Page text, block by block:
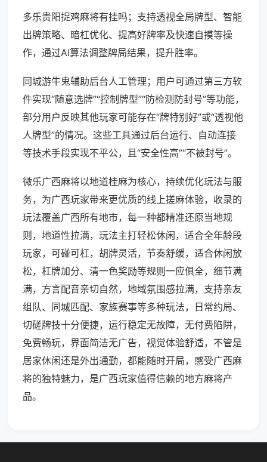
多乐贵阳捉鸡麻将有挂吗；支持透视全局牌型、智能
出牌策略、暗杠优化、提高好牌率及快速自摸等操
作，通过AI算法调整牌局结果，提升胜率。
同城游牛鬼辅助后台人工管理；用户可通过第三方软
件实现“随意选牌”“控制牌型”“防检测防封号”等功能，
部分用户反映其他玩家可能存在“牌特别好”或“透视他
人牌型”的情况。这些工具通过后台运行、自动连接
等技术手段实现不平公，且“安全性高”“不被封号”。
微乐广西麻将以地道桂麻为核心，持续优化玩法与服
务，为广西玩家带来更优质的线上搓麻体验，收录的
玩法覆盖广西所有地市，每一种都精准还原当地规
则，地道性拉满，玩法主打轻松休闲，适合全年龄段
玩家，可碰可杠，胡牌灵活，节奏舒缓，适合休闲放
松，杠牌加分、清一色奖励等规则一应俱全，细节满
满，方言配音亲切自然，地域氛围感拉满，支持亲友
组队、同城匹配、家族赛事等多种玩法，日常约局、
切磋牌技十分便捷，运行稳定无故障，无付费陷阱，
免费畅玩，界面简洁无广告，视觉体验舒适，不管是
居家休闲还是外出通勤，都能随时开局，感受广西麻
将的独特魅力，是广西玩家值得信赖的地方麻将产
品。